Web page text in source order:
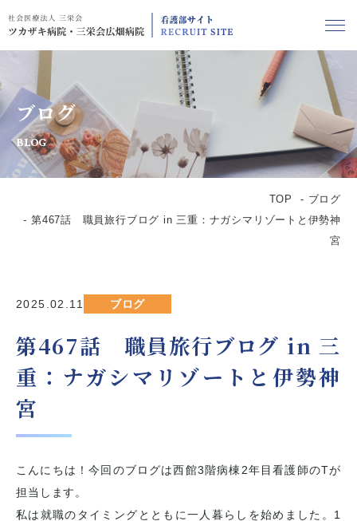
ブログ
BLOG
TOP
ブログ
第467話 職員旅行ブログ in 三重：ナガシマリゾートと伊勢神
宮
2025.02.11 ブログ
第467話 職員旅行ブログ in 三
重：ナガシマリゾートと伊勢神
宮
こんにちは！今回のブログは西館3階病棟2年目看護師のTが
担当します。
私は就職のタイミングとともに一人暮らしを始めました。1